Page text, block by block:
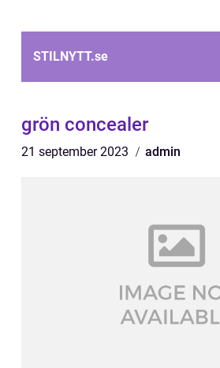
STILNYTT.se
grön concealer
21 september 2023 admin